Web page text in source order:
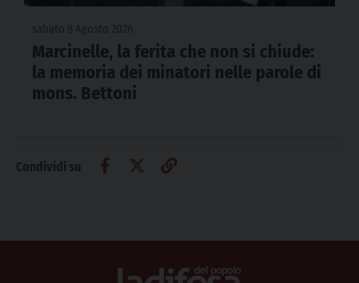
Marcinelle, la ferita che non si chiude:
la memoria dei minatori nelle parole di
mons. Bettoni
Condividi su